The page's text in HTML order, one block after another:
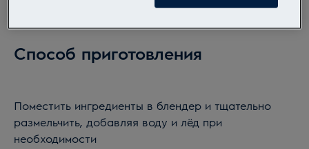
Способ приготовления
Поместить ингредиенты в блендер и тщательно
размельчить, добавляя воду и лёд при
необходимости